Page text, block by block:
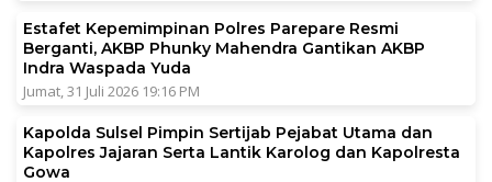
Estafet Kepemimpinan Polres Parepare Resmi
Berganti, AKBP Phunky Mahendra Gantikan AKBP
Indra Waspada Yuda
Jumat, 31 Juli 2026 19:16 PM
Kapolda Sulsel Pimpin Sertijab Pejabat Utama dan
Kapolres Jajaran Serta Lantik Karolog dan Kapolresta
Gowa